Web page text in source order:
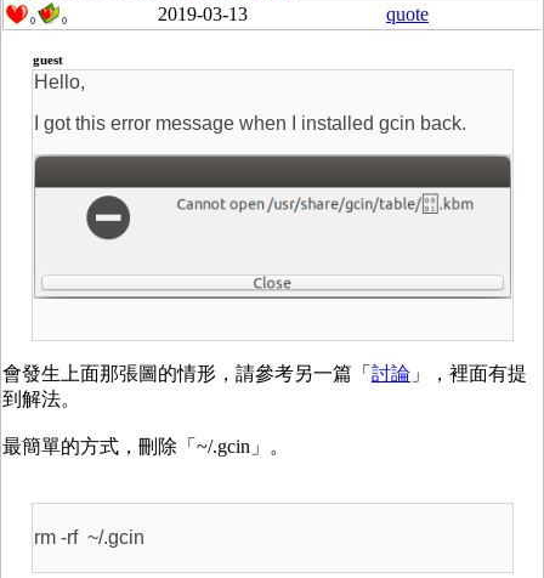
0 0 2019-03-13 quote
guest
Hello,
I got this error message when I installed gcin back.
會發生上面那張圖的情形，請參考另一篇「 討論 」，裡面有提
到解法。
最簡單的方式，刪除「~/.gcin」。
rm -rf ~/.gcin